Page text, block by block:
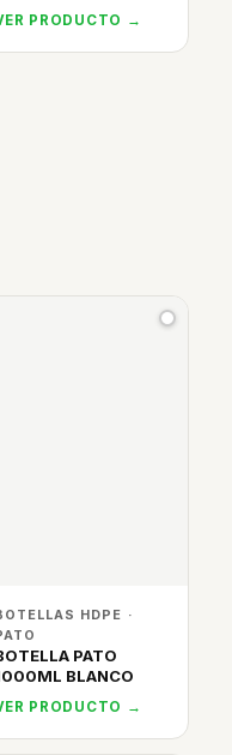
PRODUCTO →
HDPE ·
PATO
BLANCO
PRODUCTO →